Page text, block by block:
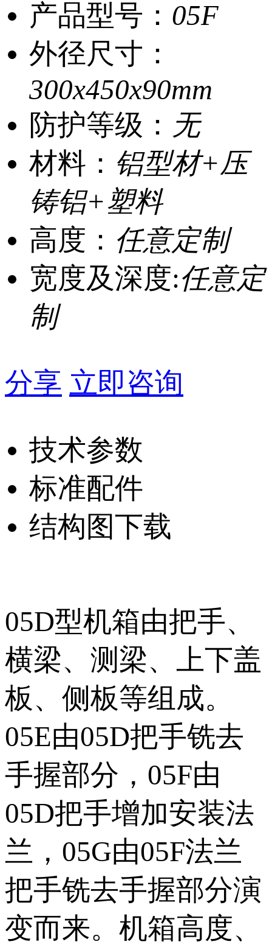
产品型号： 05F
外径尺寸：
300x450x90mm
防护等级： 无
材料： 铝型材+压
铸铝+塑料
高度： 任意定制
宽度及深度:任意定
制
分享 立即咨询
技术参数
标准配件
结构图下载
05D型机箱由把手、
横梁、测梁、上下盖
板、侧板等组成。
05E由05D把手铣去
手握部分，05F由
05D把手增加安装法
兰，05G由05F法兰
把手铣去手握部分演
变而来。机箱高度、